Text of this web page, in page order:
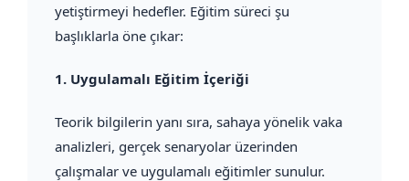
yetiştirmeyi hedefler. Eğitim süreci şu
başlıklarla öne çıkar:
1. Uygulamalı Eğitim İçeriği
Teorik bilgilerin yanı sıra, sahaya yönelik vaka
analizleri, gerçek senaryolar üzerinden
çalışmalar ve uygulamalı eğitimler sunulur.